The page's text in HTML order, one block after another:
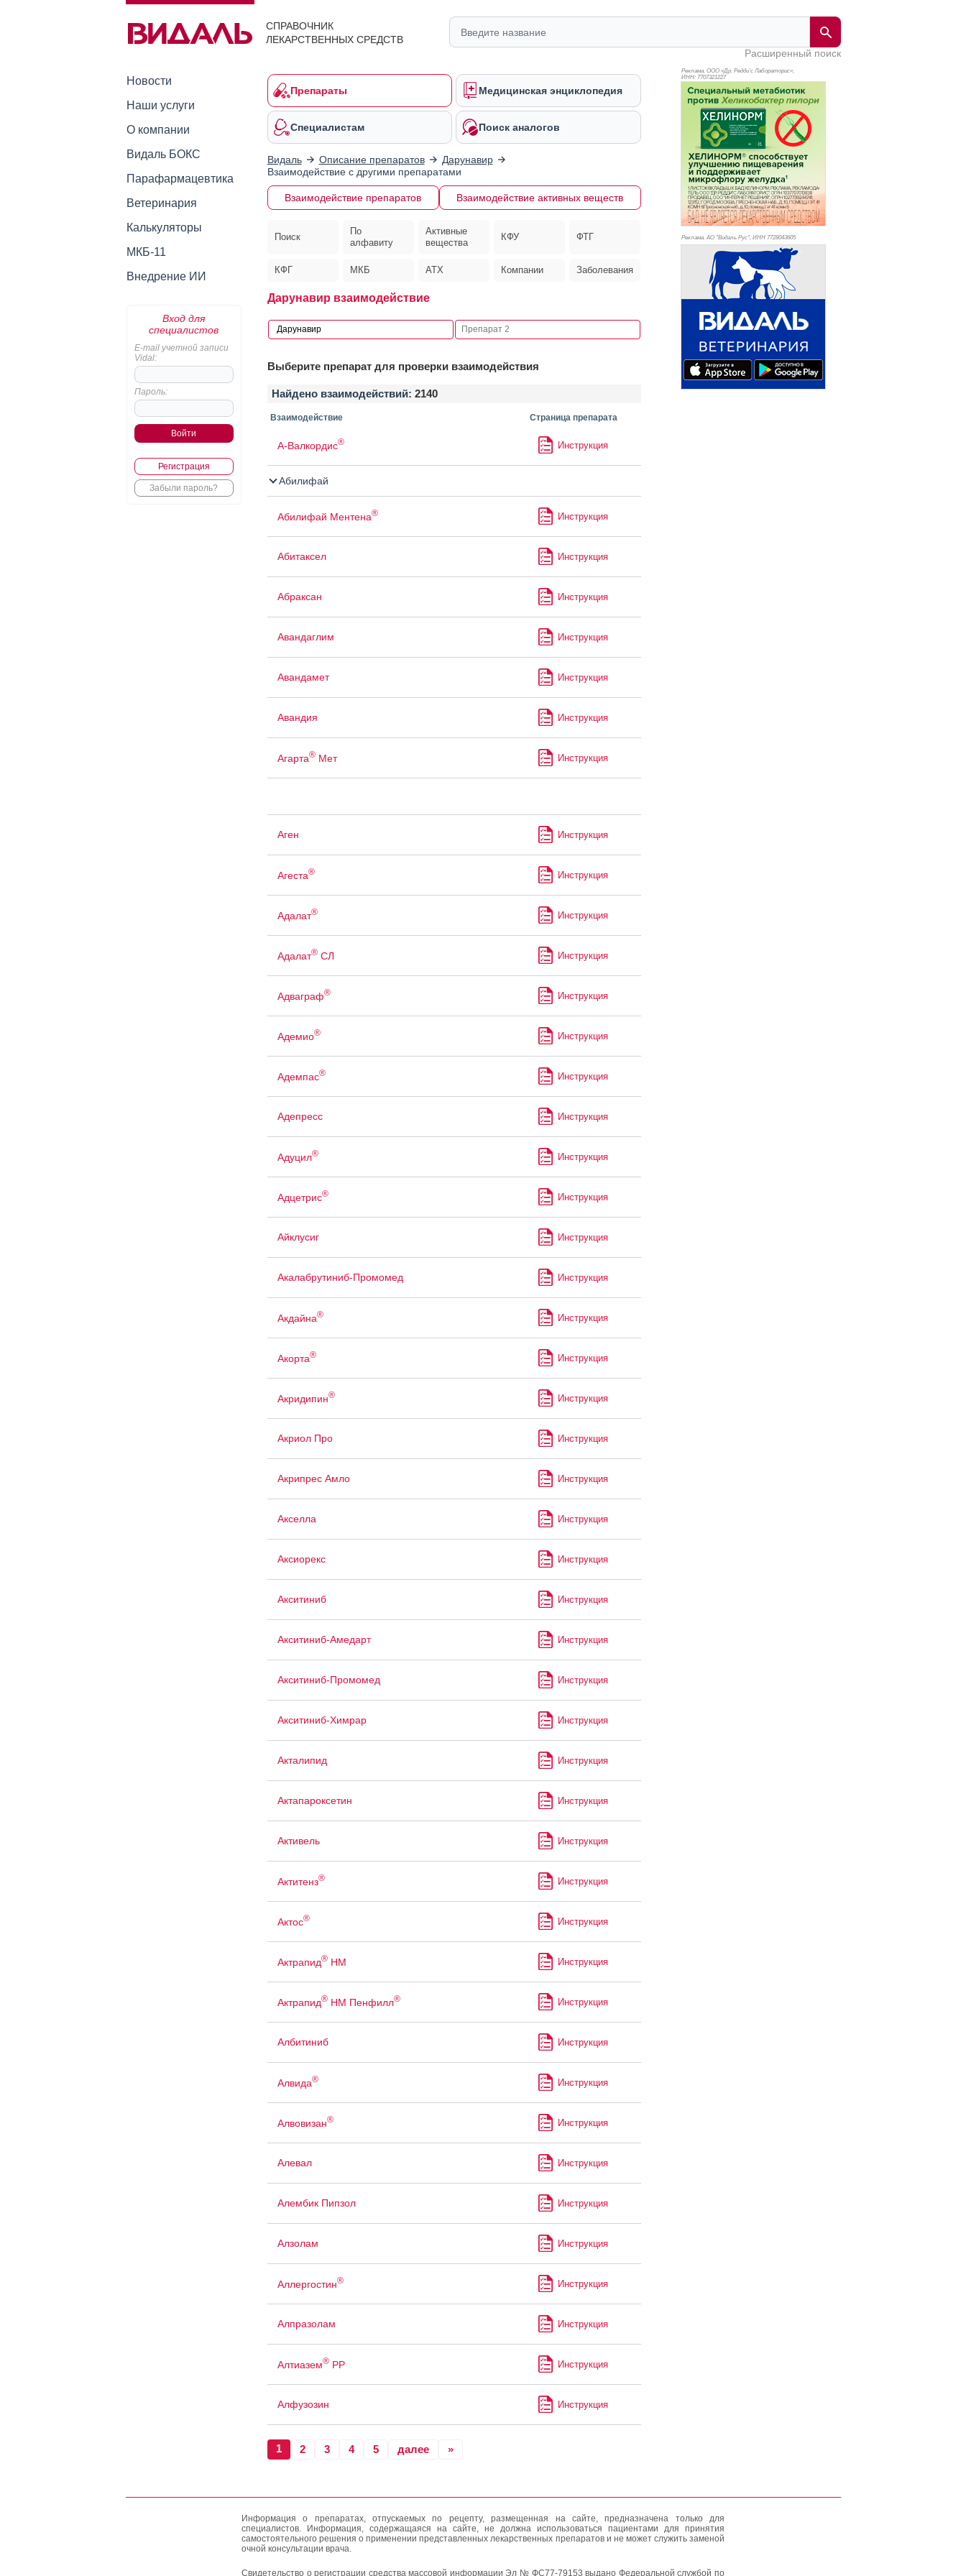
СПРАВОЧНИК
ЛЕКАРСТВЕННЫХ СРЕДСТВ
Расширенный поиск
Новости
Наши услуги
О компании
Видаль БОКС
Парафармацевтика
Ветеринария
Калькуляторы
МКБ-11
Внедрение ИИ
Вход для
специалистов
E-mail учетной записи
Vidal:
Пароль:
Регистрация
Забыли пароль?
Препараты Медицинская энциклопедия
Специалистам Поиск аналогов
Видаль Описание препаратов
Дарунавир
Взаимодействие с другими препаратами
Взаимодействие препаратов Взаимодействие активных веществ
Поиск
По
алфавиту
Активные
вещества
КФУ ФТГ
КФГ МКБ АТХ Компании Заболевания
Дарунавир взаимодействие
Выберите препарат для проверки взаимодействия
Найдено взаимодействий: 2140
Взаимодействие Страница препарата
А-Валкордис® Инструкция
Абилифай
Абилифай Ментена® Инструкция
Абитаксел Инструкция
Абраксан Инструкция
Авандаглим Инструкция
Авандамет Инструкция
Авандия Инструкция
Агарта®Мет Инструкция
Аген Инструкция
Агеста® Инструкция
Адалат® Инструкция
Адалат®СЛ Инструкция
Адваграф® Инструкция
Адемио® Инструкция
Адемпас® Инструкция
Адепресс Инструкция
Адуцил® Инструкция
Адцетрис® Инструкция
Айклусиг Инструкция
Акалабрутиниб-Промомед Инструкция
Акдайна® Инструкция
Акорта® Инструкция
Акридипин® Инструкция
Акриол Про Инструкция
Акрипрес Амло Инструкция
Акселла Инструкция
Аксиорекс Инструкция
Акситиниб Инструкция
Акситиниб-Амедарт Инструкция
Акситиниб-Промомед Инструкция
Акситиниб-Химрар Инструкция
Акталипид Инструкция
Актапароксетин Инструкция
Активель Инструкция
Актитенз® Инструкция
Актос® Инструкция
Актрапид®НМ Инструкция
Актрапид®НМ Пенфилл® Инструкция
Албитиниб Инструкция
Алвида® Инструкция
Алвовизан® Инструкция
Алевал Инструкция
Алембик Пипзол Инструкция
Алзолам Инструкция
Аллергостин® Инструкция
Алпразолам Инструкция
Алтиазем®РР Инструкция
Алфузозин Инструкция
1 2 3 4 5 далее »
Реклама. ООО «Др. Редди’с Лабораторис»,
ИНН: 7707321227
Реклама. АО "Видаль Рус", ИНН 7728043605
Информация о препаратах, отпускаемых по рецепту, размещенная на сайте, предназначена только для
специалистов. Информация, содержащаяся на сайте, не должна использоваться пациентами для принятия
самостоятельного решения о применении представленных лекарственных препаратов и не может служить заменой
очной консультации врача.
Свидетельство о регистрации средства массовой информации Эл № ФС77-79153 выдано Федеральной службой по